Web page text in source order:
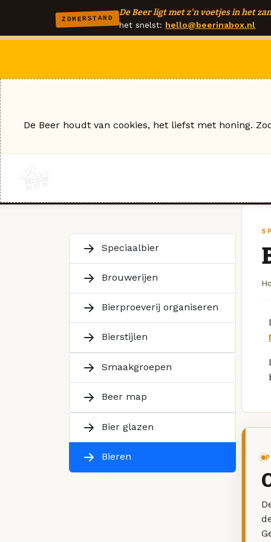
ZOMERSTAND
De Beer ligt met z'n voetjes in het
het snelst: hello@beerinabox.nl
Speciaalbier
Brouwerijen
Bierproeverij organiseren
Bierstijlen
Smaakgroepen
Beer map
Bier glazen
Bieren
De Beer houdt van cookies, het liefst met honing.